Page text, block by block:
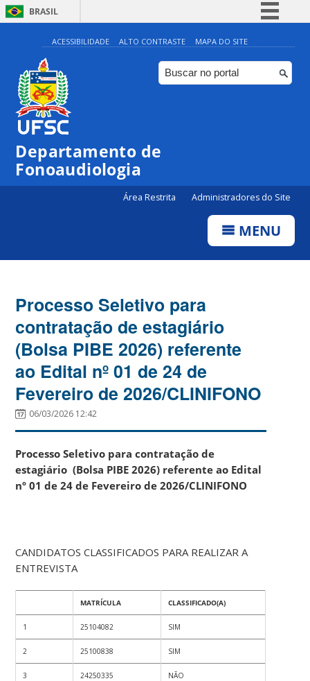
BRASIL
Simplifique!
Comunica BR
Participe
ACESSIBILIDADE ALTO CONTRASTE MAPA DO SITE
Departamento de
Fonoaudiologia
Área Restrita Administradores do Site
MENU
Processo Seletivo para
contratação de estagiário
(Bolsa PIBE 2026) referente
ao Edital nº 01 de 24 de
Fevereiro de 2026/CLINIFONO
06/03/2026 12:42
Processo Seletivo para contratação de
estagiário (Bolsa PIBE 2026) referente ao Edital
nº 01 de 24 de Fevereiro de 2026/CLINIFONO
CANDIDATOS CLASSIFICADOS PARA REALIZAR A
ENTREVISTA
MATRÍCULA CLASSIFICADO(A)
1 25104082 SIM
2 25100838 SIM
3 24250335 NÃO